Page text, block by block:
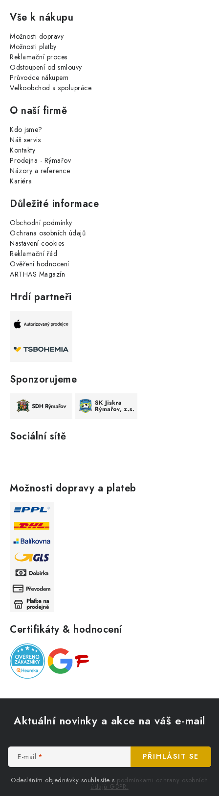
Vše k nákupu
Možnosti dopravy
Možnosti platby
Reklamační proces
Odstoupení od smlouvy
Průvodce nákupem
Velkoobchod a spolupráce
O naší firmě
Kdo jsme?
Náš servis
Kontakty
Prodejna - Rýmařov
Názory a reference
Kariéra
Důležité informace
Obchodní podmínky
Ochrana osobních údajů
Nastavení cookies
Reklamační řád
Ověření hodnocení
ARTHAS Magazín
Hrdí partneři
Sponzorujeme
Sociální sítě
Možnosti dopravy a plateb
Certifikáty & hodnocení
Aktuální novinky a akce na váš e-mail
E-mail
Odesláním objednávky souhlasíte s podmínkami ochrany osobních
údajů GDPR.
PŘIHLÁSIT SE
Z